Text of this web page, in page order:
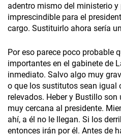
adentro mismo del ministerio y
imprescindible para el
cargo. Sustituirlo ahora sería
Por eso parece poco probable
importantes en el gabinete de
inmediato. Salvo algo muy
o que los sustitutos sean igual
relevados. Heber y Bustillo
muy cercana al presidente.
ahí, a él no le llegan. Si los
entonces irán por él. Antes de